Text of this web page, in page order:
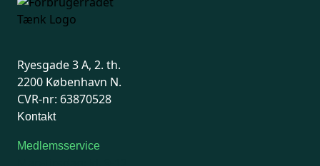
Ryesgade 3 A, 2. th.
2200 København N.
CVR-nr: 63870528
Kontakt
Medlemsservice